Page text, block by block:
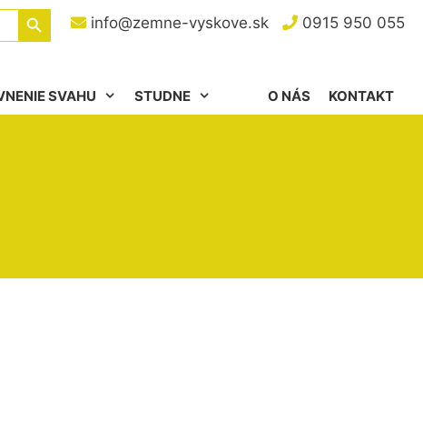
info@zemne-vyskove.sk 0915 950 055
Search Button
SVAHU STUDNE KONTAKT
O NÁS